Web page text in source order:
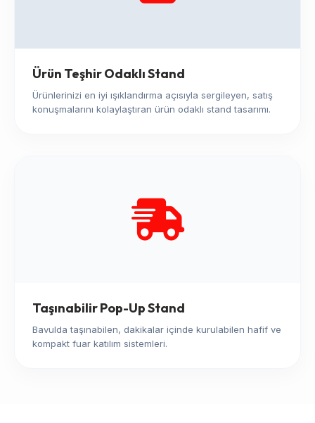
Ürün Teşhir Odaklı Stand
Ürünlerinizi en iyi ışıklandırma açısıyla sergileyen, satış
konuşmalarını kolaylaştıran ürün odaklı stand tasarımı.
Taşınabilir Pop-Up Stand
Bavulda taşınabilen, dakikalar içinde kurulabilen hafif ve
kompakt fuar katılım sistemleri.